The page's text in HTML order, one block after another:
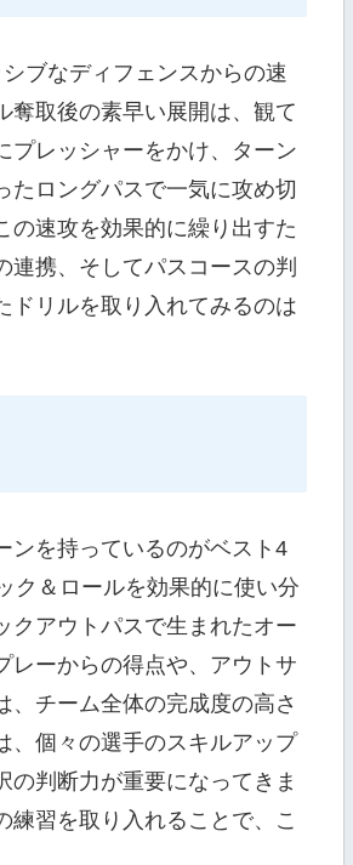
ブなディフェンスからの速
奪取後の素早い展開は、観て
プレッシャーをかけ、ターン
たロングパスで一気に攻め切
の速攻を効果的に繰り出すた
携、そしてパスコースの判
ドリルを取り入れてみるのは
ンを持っているのがベスト4
ク＆ロールを効果的に使い分
クアウトパスで生まれたオー
レーからの得点や、アウトサ
チーム全体の完成度の高さ
、個々の選手のスキルアップ
判断力が重要になってきま
習を取り入れることで、こ